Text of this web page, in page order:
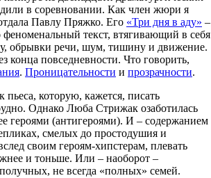
в соревновании. Как член жюри я
Павлу Пряжко. Его «Три дня в аду» –
феноменальный текст, втягивающий в себя
обрывки речи, шум, тишину и движение.
конца повседневности. Что говорить,
. Проницательности и прозрачности.
которую, кажется, писать
Однако Люба Стрижак озаботилась
героями (антигероями). И – содержанием
смелых до простодушия и
своим героям-хипстерам, плевать
и тоньше. Или – наоборот –
не всегда «полных» семей.